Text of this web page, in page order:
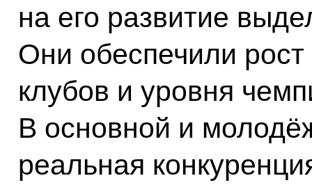
на его развитие
Они обеспечили
клубов и уровня
В основной и
реальная